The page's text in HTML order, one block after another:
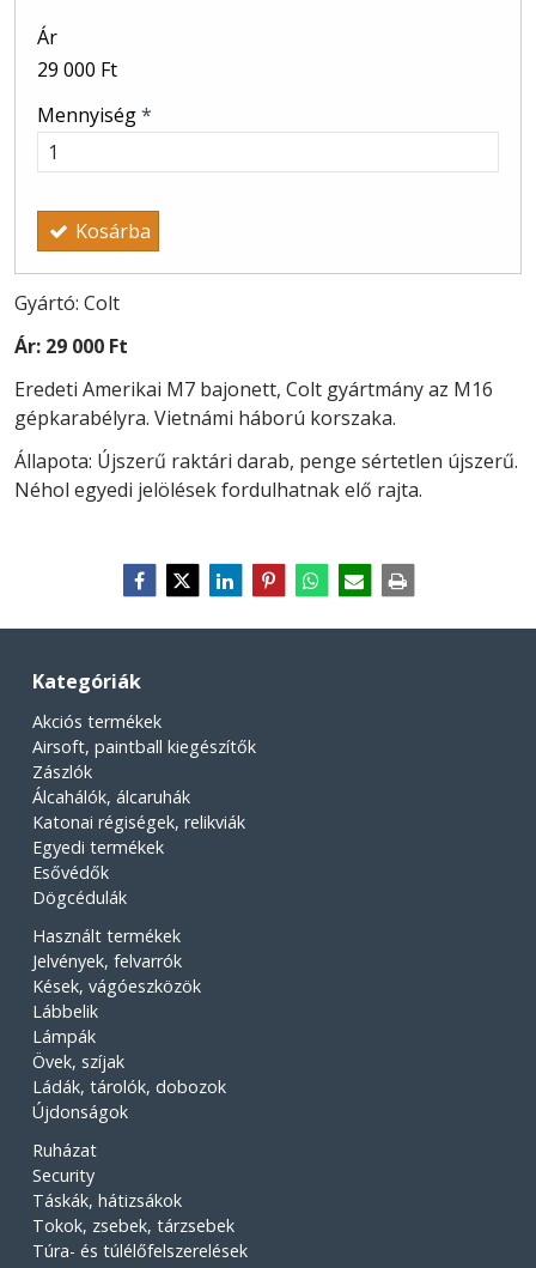
Ár
29 000 Ft
Mennyiség*
Kosárba
Gyártó: Colt
Ár: 29 000 Ft
Eredeti Amerikai M7 bajonett, Colt gyártmány az M16
gépkarabélyra. Vietnámi háború korszaka.
Állapota: Újszerű raktári darab, penge sértetlen újszerű.
Néhol egyedi jelölések fordulhatnak elő rajta.
Kategóriák
Akciós termékek
Airsoft, paintball kiegészítők
Zászlók
Álcahálók, álcaruhák
Katonai régiségek, relikviák
Egyedi termékek
Esővédők
Dögcédulák
Használt termékek
Jelvények, felvarrók
Kések, vágóeszközök
Lábbelik
Lámpák
Övek, szíjak
Ládák, tárolók, dobozok
Újdonságok
Ruházat
Security
Táskák, hátizsákok
Tokok, zsebek, tárzsebek
Túra- és túlélőfelszerelések